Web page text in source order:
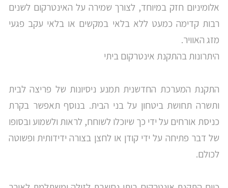
אלומיניום חזק במיוחד, לצורך שמירה על האינטרקום לשנים
רבות קדימה כמעט ללא בלאי במקשים או בלאי עקב פגעי
מזג האוויר.
היתרונות בהתקנת אינטרקום ביתי
התקנת המערכת החדשנית תמנע ניסיונות של פריצה לבית
ותשרה תחושת ביטחון על בני הבית. בנוסף תאפשר בקרת
כניסת אורחים על ידי כך שיוכלו לשוחח, לראות ולשמוע ובסופו
של דבר פתיחה על ידי קודן או לחצן בצורה ידידותית ופשוטה
לכולם.